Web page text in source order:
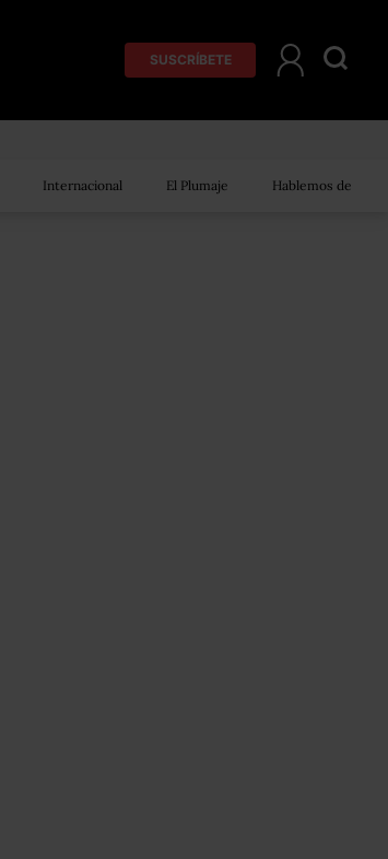
SUSCRÍBETE
Internacional El Plumaje Hablemos de